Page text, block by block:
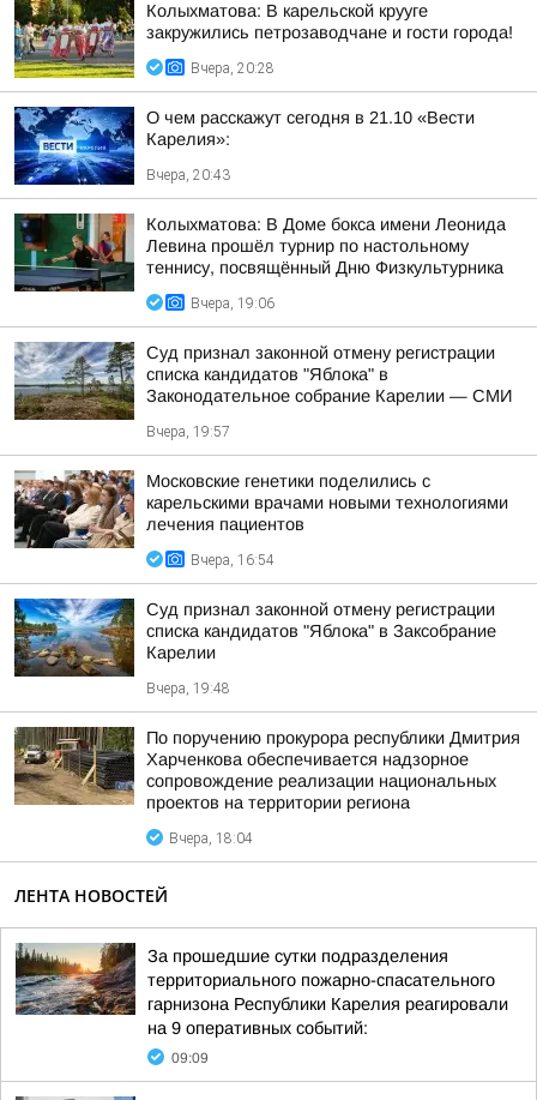
Колыхматова: В карельской крууге
закружились петрозаводчане и гости города!
Вчера, 20:28
О чем расскажут сегодня в 21.10 «Вести
Карелия»:
Вчера, 20:43
Колыхматова: В Доме бокса имени Леонида
Левина прошёл турнир по настольному
теннису, посвящённый Дню Физкультурника
Вчера, 19:06
Суд признал законной отмену регистрации
списка кандидатов "Яблока" в
Законодательное собрание Карелии — СМИ
Вчера, 19:57
Московские генетики поделились с
карельскими врачами новыми технологиями
лечения пациентов
Вчера, 16:54
Суд признал законной отмену регистрации
списка кандидатов "Яблока" в Заксобрание
Карелии
Вчера, 19:48
По поручению прокурора республики Дмитрия
Харченкова обеспечивается надзорное
сопровождение реализации национальных
проектов на территории региона
Вчера, 18:04
ЛЕНТА НОВОСТЕЙ
За прошедшие сутки подразделения
территориального пожарно-спасательного
гарнизона Республики Карелия реагировали
на 9 оперативных событий:
09:09